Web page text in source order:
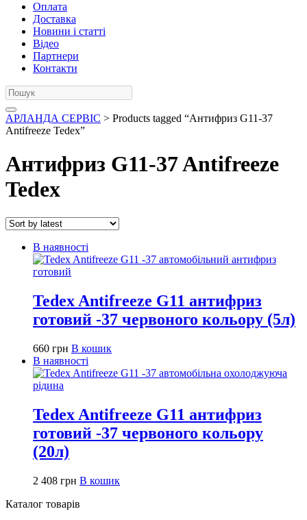
Оплата
Доставка
Новини і статті
Відео
Партнери
Контакти
АРЛАНДА СЕРВІС > Products tagged “Антифриз G11-37
Antifreeze Tedex”
Антифриз G11-37 Antifreeze
Tedex
В наявності
Tedex Antifreeze G11 антифриз
готовий -37 червоного кольору (5л)
660 грн В кошик
В наявності
Tedex Antifreeze G11 антифриз
готовий -37 червоного кольору
(20л)
2 408 грн В кошик
Каталог товарів